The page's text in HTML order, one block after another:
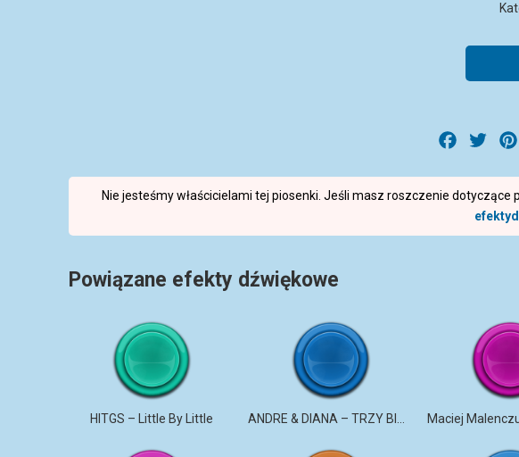
Facebook
Nie jesteśmy właścicielami tej piosenki. Jeśli masz roszczenie
Powiązane efekty dźwiękowe
HITGS – Little By Little